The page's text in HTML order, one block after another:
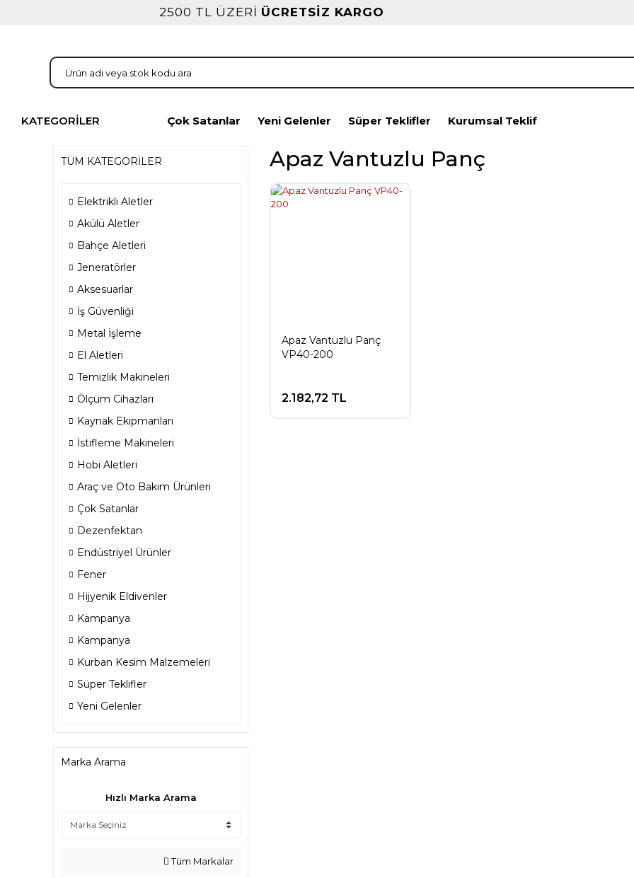
2500 TL ÜZERİ ÜCRETSİZ KARGO
KATEGORİLER Çok Satanlar Yeni Gelenler Süper Teklifler Kurumsal Teklif
TÜM KATEGORİLER
Elektrikli Aletler
Akülü Aletler
Bahçe Aletleri
Jeneratörler
Aksesuarlar
İş Güvenliği
Metal İşleme
El Aletleri
Temizlik Makineleri
Ölçüm Cihazları
Kaynak Ekipmanları
İstifleme Makineleri
Hobi Aletleri
Araç ve Oto Bakım Ürünleri
Çok Satanlar
Dezenfektan
Endüstriyel Ürünler
Fener
Hijyenik Eldivenler
Kampanya
Kampanya
Kurban Kesim Malzemeleri
Süper Teklifler
Yeni Gelenler
Marka Arama
Hızlı Marka Arama
Tüm Markalar
Apaz Vantuzlu Panç
Apaz Vantuzlu Panç
VP40-200
2.182,72 TL